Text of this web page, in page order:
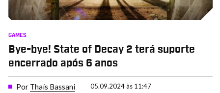
GAMES
Bye-bye! State of Decay 2 terá suporte
encerrado após 6 anos
Por Thais Bassani 05.09.2024 às 11:47